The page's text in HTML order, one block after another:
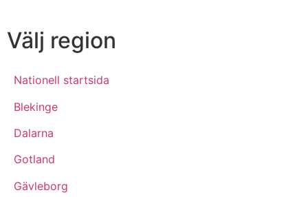
Välj region
Nationell startsida
Blekinge
Dalarna
Gotland
Gävleborg